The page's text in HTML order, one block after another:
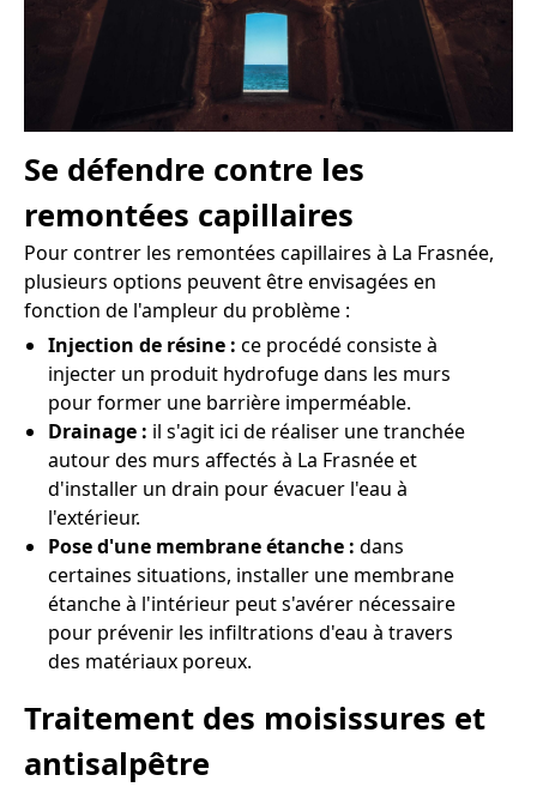
Se défendre contre les
remontées capillaires
Pour contrer les remontées capillaires à La Frasnée,
plusieurs options peuvent être envisagées en
fonction de l'ampleur du problème :
Injection de résine : ce procédé consiste à
injecter un produit hydrofuge dans les murs
pour former une barrière imperméable.
Drainage : il s'agit ici de réaliser une tranchée
autour des murs affectés à La Frasnée et
d'installer un drain pour évacuer l'eau à
l'extérieur.
Pose d'une membrane étanche : dans
certaines situations, installer une membrane
étanche à l'intérieur peut s'avérer nécessaire
pour prévenir les infiltrations d'eau à travers
des matériaux poreux.
Traitement des moisissures et
antisalpêtre